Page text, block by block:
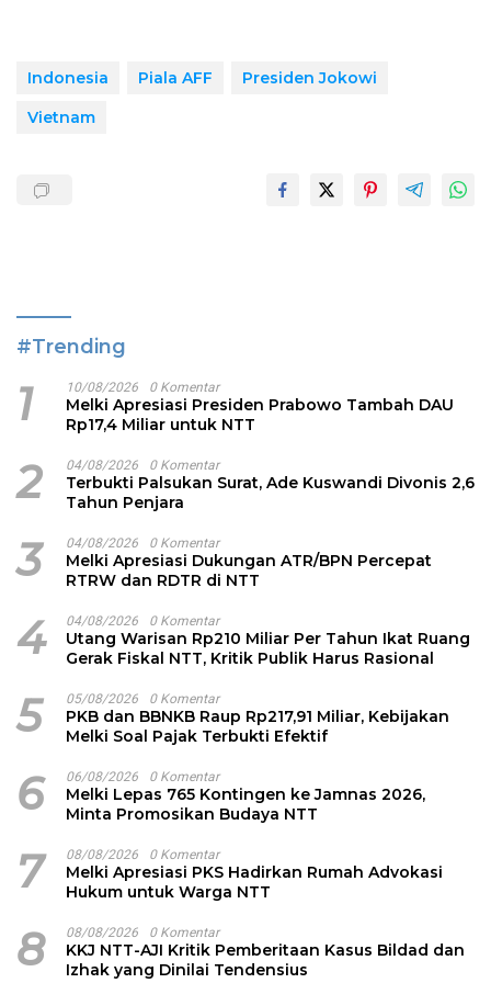
Indonesia Piala AFF
Presiden Jokowi
Vietnam
#Trending
1 10/08/2026 0 Komentar
Melki Apresiasi Presiden Prabowo Tambah DAU
Rp17,4 Miliar untuk NTT
2 04/08/2026 0 Komentar
Terbukti Palsukan Surat, Ade Kuswandi Divonis 2,6
Tahun Penjara
3 04/08/2026 0 Komentar
Melki Apresiasi Dukungan ATR/BPN Percepat
RTRW dan RDTR di NTT
4 04/08/2026 0 Komentar
Utang Warisan Rp210 Miliar Per Tahun Ikat Ruang
Gerak Fiskal NTT, Kritik Publik Harus Rasional
5 05/08/2026 0 Komentar
PKB dan BBNKB Raup Rp217,91 Miliar, Kebijakan
Melki Soal Pajak Terbukti Efektif
6 06/08/2026 0 Komentar
Melki Lepas 765 Kontingen ke Jamnas 2026,
Minta Promosikan Budaya NTT
7 08/08/2026 0 Komentar
Melki Apresiasi PKS Hadirkan Rumah Advokasi
Hukum untuk Warga NTT
8 08/08/2026 0 Komentar
KKJ NTT-AJI Kritik Pemberitaan Kasus Bildad dan
Izhak yang Dinilai Tendensius